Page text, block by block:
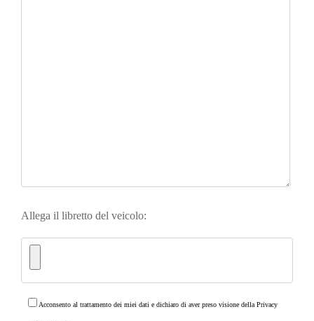
Allega il libretto del veicolo:
Acconsento al trattamento dei miei dati e dichiaro di aver preso visione dellaPrivacy